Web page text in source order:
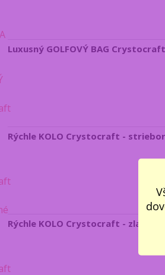
Luxusný GOLFOVÝ BAG
Rýchle KOLO Crystocraft -
Rýchle KOLO Crystocraft - zlatistá